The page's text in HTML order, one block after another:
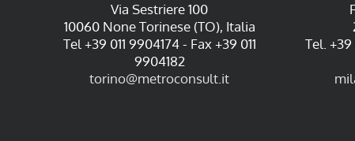
Via Sestriere 100
10060 None Torinese (TO), Italia
Tel +39 011 9904174 - Fax +39 011
9904182
torino@metroconsult.it
Tel.